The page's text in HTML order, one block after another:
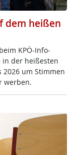
dem heißen
KPÖ-In­fo­
in der hei­ßes­ten
2026 um Stim­men
wer­ben.